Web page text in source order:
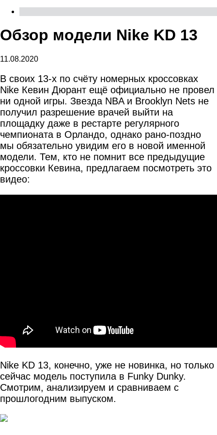
Обзор модели Nike KD 13
11.08.2020
В своих 13-х по счёту номерных кроссовках
Nike Кевин Дюрант ещё официально не провел
ни одной игры. Звезда NBA и Brooklyn Nets не
получил разрешение врачей выйти на
площадку даже в рестарте регулярного
чемпионата в Орландо, однако рано-поздно
мы обязательно увидим его в новой именной
модели. Тем, кто не помнит все предыдущие
кроссовки Кевина, предлагаем посмотреть это
видео:
Nike KD 13, конечно, уже не новинка, но только
сейчас модель поступила в Funky Dunky.
Смотрим, анализируем и сравниваем с
прошлогодним выпуском.